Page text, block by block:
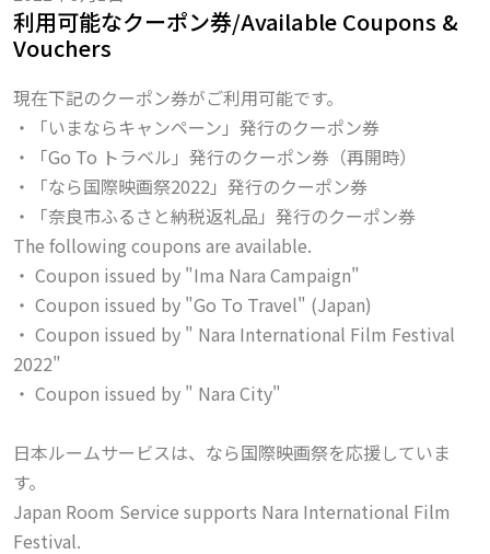
利用可能なクーポン券/Available Coupons &
Vouchers
現在下記のクーポン券がご利用可能です。
・「いまならキャンペーン」発行のクーポン券
・「Go To トラベル」発行のクーポン券（再開時）
・「なら国際映画祭2022」発行のクーポン券
・「奈良市ふるさと納税返礼品」発行のクーポン券
The following coupons are available.
・ Coupon issued by "Ima Nara Campaign"
・ Coupon issued by "Go To Travel" (Japan)
・ Coupon issued by " Nara International Film Festival
2022"
・ Coupon issued by " Nara City"
日本ルームサービスは、なら国際映画祭を応援していま
す。
Japan Room Service supports Nara International Film
Festival.